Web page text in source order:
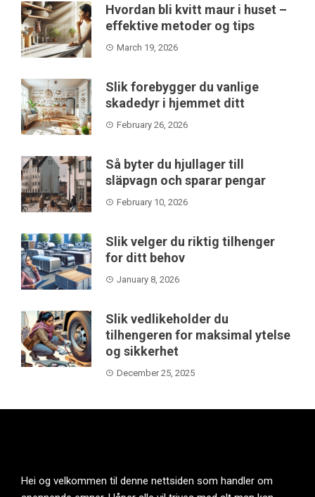
Hvordan bli kvitt maur i huset –
effektive metoder og tips
March 19, 2026
Slik forebygger du vanlige
skadedyr i hjemmet ditt
February 26, 2026
Så byter du hjullager till
släpvagn och sparar pengar
February 10, 2026
Slik velger du riktig tilhenger
for ditt behov
January 8, 2026
Slik vedlikeholder du
tilhengeren for maksimal ytelse
og sikkerhet
December 25, 2025
Hei og velkommen til denne nettsiden som handler om